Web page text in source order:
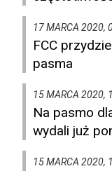
17 MARCA 2020,
FCC
pasma
15 MARCA 2020,
Na pasmo
wydali już
15 MARCA 2020,